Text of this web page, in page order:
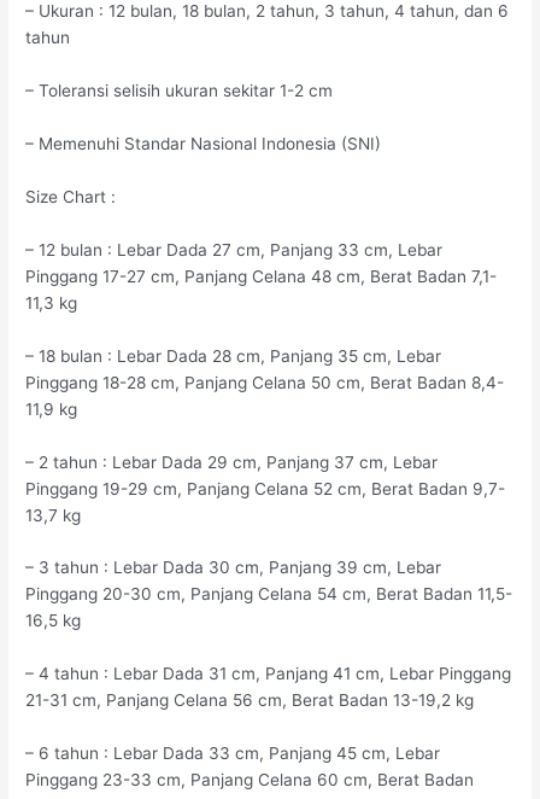
– Ukuran : 12 bulan, 18 bulan, 2 tahun, 3 tahun, 4 tahun, dan 6
tahun
– Toleransi selisih ukuran sekitar 1-2 cm
– Memenuhi Standar Nasional Indonesia (SNI)
Size Chart :
– 12 bulan : Lebar Dada 27 cm, Panjang 33 cm, Lebar
Pinggang 17-27 cm, Panjang Celana 48 cm, Berat Badan 7,1-
11,3 kg
– 18 bulan : Lebar Dada 28 cm, Panjang 35 cm, Lebar
Pinggang 18-28 cm, Panjang Celana 50 cm, Berat Badan 8,4-
11,9 kg
– 2 tahun : Lebar Dada 29 cm, Panjang 37 cm, Lebar
Pinggang 19-29 cm, Panjang Celana 52 cm, Berat Badan 9,7-
13,7 kg
– 3 tahun : Lebar Dada 30 cm, Panjang 39 cm, Lebar
Pinggang 20-30 cm, Panjang Celana 54 cm, Berat Badan 11,5-
16,5 kg
– 4 tahun : Lebar Dada 31 cm, Panjang 41 cm, Lebar Pinggang
21-31 cm, Panjang Celana 56 cm, Berat Badan 13-19,2 kg
– 6 tahun : Lebar Dada 33 cm, Panjang 45 cm, Lebar
Pinggang 23-33 cm, Panjang Celana 60 cm, Berat Badan